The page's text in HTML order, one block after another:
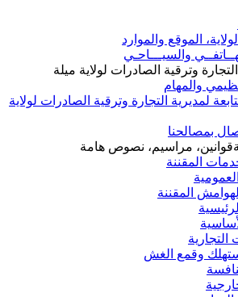
الموقع والموارد
والسيـــاحـي
وترقية الصادرات لولاية ميلة
والمهام
لمديرية التجارة وترقية الصادرات لولاية
بمصالحنا
قوانين، مراسيم، نصوص هامة
المقننة
المقننة
التجارية
وقمع الغش